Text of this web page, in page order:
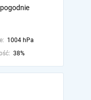
1004 hPa
38%